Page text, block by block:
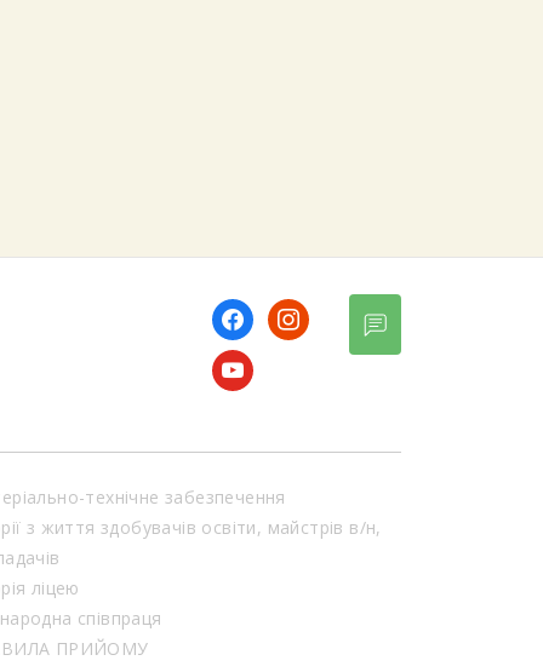
facebookinstagram
youtube
технічне забезпечення
з життя здобувачів освіти, майстрів в/н,
ліцею
співпраця
ПРИЙОМУ